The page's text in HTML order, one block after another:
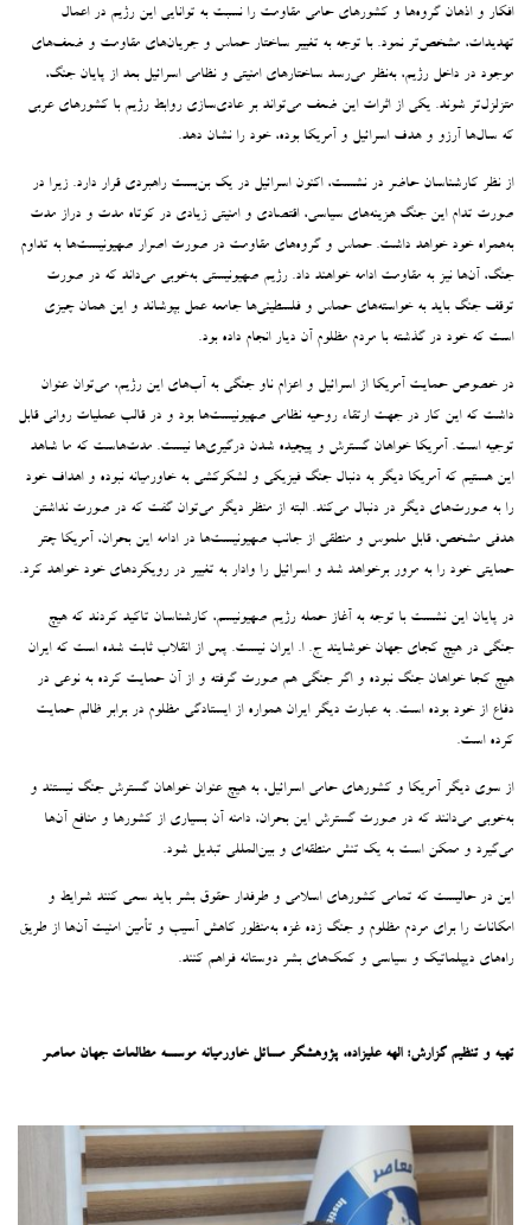
افکار و اذهان گروه‌ها و کشورهای حامی مقاومت را نسبت به توانایی این رژیم در اعمال
تهدیدات، مشخص‌تر نمود. با توجه به تغییر ساختار حماس و جریان‌های مقاومت و ضعف‌های
موجود در داخل رژیم، به‌نظر می‌رسد ساختارهای امنیتی و نظامی اسرائیل بعد از پایان جنگ،
متزلزل‌تر شوند. یکی از اثرات این ضعف می‌تواند بر عادی‌سازی روابط رژیم با کشورهای عربی
که سال‌ها آرزو و هدف اسرائیل و آمریکا بوده، خود را نشان دهد.
از نظر کارشناسان حاضر در نشست، اکنون اسرائیل در یک بن‌بست راهبردی قرار دارد. زیرا در
صورت تدام این جنگ هزینه‌های سیاسی، اقتصادی و امنیتی زیادی در کوتاه مدت و دراز مدت
به‌همراه خود خواهد داشت. حماس و گروه‌های مقاومت در صورت اصرار صهیونیست‌ها به تداوم
جنگ، آن‌ها نیز به مقاومت ادامه خواهند داد. رژیم صهیونیستی به‌خوبی می‌داند که در صورت
توقف جنگ باید به خواسته‌های حماس و فلسطینی‌ها جامعه عمل بپوشاند و این همان چیزی
است که خود در گذشته با مردم مظلوم آن دیار انجام داده بود.
در خصوص حمایت آمریکا از اسرائیل و اعزام ناو جنگی به آب‌های این رژیم، می‌توان عنوان
داشت که این کار در جهت ارتقاء روحیه نظامی صهیونیست‌ها بود و در قالب عملیات روانی قابل
توجیه است. آمریکا خواهان گسترش و پیچیده شدن درگیری‌ها نیست. مدت‌هاست که ما شاهد
این هستیم که آمریکا دیگر به دنبال جنگ فیزیکی و لشکرکشی به خاورمیانه نبوده و اهداف خود
را به صورت‌های دیگر در دنبال می‌کند. البته از منظر دیگر می‌توان گفت که در صورت نداشتن
هدفی مشخص، قابل ملموس و منطقی از جانب صهیونیست‌ها در ادامه این بحران، آمریکا چتر
حمایتی خود را به مرور برخواهد شد و اسرائیل را وادار به تغییر در رویکردهای خود خواهد کرد.
در پایان این نشست با توجه به آغاز حمله رژیم صهیونیسم، کارشناسان تاکید کردند که هیچ
جنگی در هیچ کجای جهان خوشایند ج. ا. ایران نیست. پس از انقلاب ثابت شده است که ایران
هیچ کجا خواهان جنگ نبوده و اگر جنگی هم صورت گرفته و از آن حمایت کرده به نوعی در
دفاع از خود بوده است. به عبارت دیگر ایران همواره از ایستادگی مظلوم در برابر ظالم حمایت
کرده است.
از سوی دیگر آمریکا و کشورهای حامی اسرائیل، به هیچ عنوان خواهان گسترش جنگ نیستند و
به‌خوبی می‌دانند که در صورت گسترش این بحران، دامنه آن بسیاری از کشورها و منافع آن‌ها
می‌گیرد و ممکن است به یک تنش منطقه‌ای و بین‌المللی تبدیل شود.
این در حالیست که تمامی کشورهای اسلامی و طرفدار حقوق بشر باید سعی کنند شرایط و
امکانات را برای مردم مظلوم و جنگ زده غزه به‌منظور کاهش آسیب و تأمین امنیت آن‌ها از طریق
راه‌های دیپلماتیک و سیاسی و کمک‌های بشر دوستانه فراهم کنند.
تهیه و تنظیم گزارش: الهه علیزاده، پژوهشگر مسائل خاورمیانه موسسه مطالعات جهان معاصر